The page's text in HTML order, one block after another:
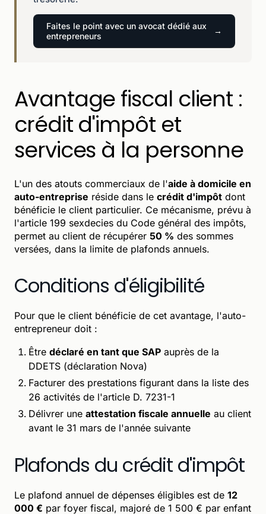
Faites le point avec un avocat dédié aux
entrepreneurs
Avantage fiscal client :
crédit d'impôt et
services à la personne
L'un des atouts commerciaux de l'aide à domicile en
auto-entreprise réside dans le crédit d'impôt dont
bénéficie le client particulier. Ce mécanisme, prévu à
l'article 199 sexdecies du Code général des impôts,
permet au client de récupérer 50 % des sommes
versées, dans la limite de plafonds annuels.
Conditions d'éligibilité
Pour que le client bénéficie de cet avantage, l'auto-
entrepreneur doit :
Être déclaré en tant que SAP auprès de la
DDETS (déclaration Nova)
Facturer des prestations figurant dans la liste des
26 activités de l'article D. 7231-1
Délivrer une attestation fiscale annuelle au client
avant le 31 mars de l'année suivante
Plafonds du crédit d'impôt
Le plafond annuel de dépenses éligibles est de 12
000 € par foyer fiscal, majoré de 1 500 € par enfant